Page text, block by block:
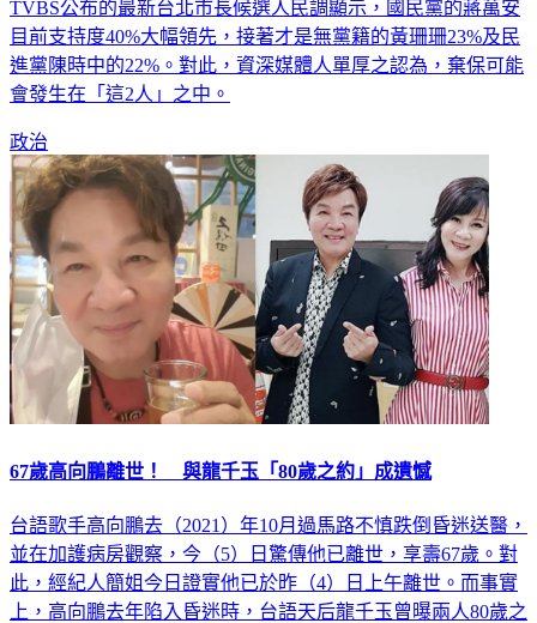
TVBS公布的最新台北市長候選人民調顯示，國民黨的蔣萬安
目前支持度40%大幅領先，接著才是無黨籍的黃珊珊23%及民
進黨陳時中的22%。對此，資深媒體人單厚之認為，棄保可能
會發生在「這2人」之中。
政治
67歲高向鵬離世！ 與龍千玉「80歲之約」成遺憾
台語歌手高向鵬去（2021）年10月過馬路不慎跌倒昏迷送醫，
並在加護病房觀察，今（5）日驚傳他已離世，享壽67歲。對
此，經紀人簡姐今日證實他已於昨（4）日上午離世。而事實
上，高向鵬去年陷入昏迷時，台語天后龍千玉曾曝兩人80歲之